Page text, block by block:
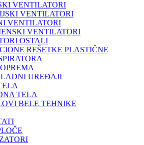
VENTILATORI
VENTILATORI
VENTILATORI
VENTILATORI
OSTALI
REŠETKE PLASTIČNE
UREĐAJI
TELA
BELE TEHNIKE